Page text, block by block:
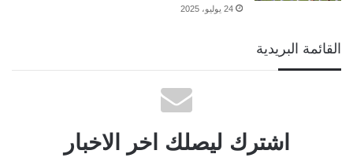
24 يوليو، 2025
القائمة البريدية
اشترك ليصلك اخر الاخبار